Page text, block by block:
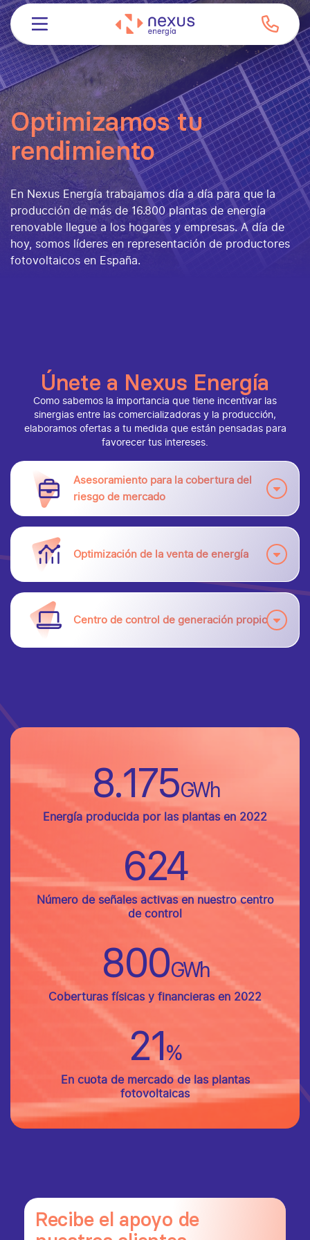
Optimizamos tu
rendimiento
En Nexus Energía trabajamos día a día para que la
producción de más de 16.800 plantas de energía
renovable llegue a los hogares y empresas. A día de
hoy, somos líderes en representación de productores
fotovoltaicos en España.
Únete a Nexus Energía
Como sabemos la importancia que tiene incentivar las
sinergias entre las comercializadoras y la producción,
elaboramos ofertas a tu medida que están pensadas para
favorecer tus intereses.
Asesoramiento para la cobertura del
riesgo de mercado
Optimización de la venta de energía
Centro de control de generación propio
8.175GWh
Energía producida por las plantas en 2022
624
Número de señales activas en nuestro centro
de control
800GWh
Coberturas físicas y financieras en 2022
21%
En cuota de mercado de las plantas
fotovoltaicas
Recibe el apoyo de